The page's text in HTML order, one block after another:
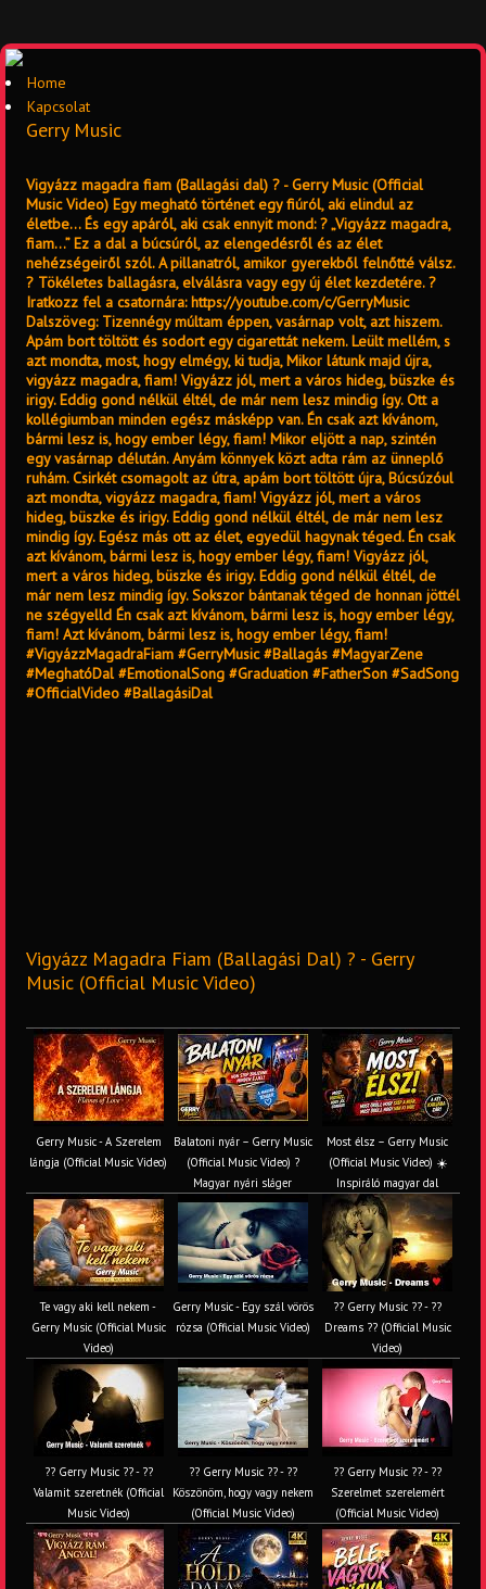
Home
Kapcsolat
Gerry Music
Vigyázz magadra fiam (Ballagási dal) ? - Gerry Music (Official
Music Video) Egy megható történet egy fiúról, aki elindul az
életbe… És egy apáról, aki csak ennyit mond: ? „Vigyázz magadra,
fiam…” Ez a dal a búcsúról, az elengedésről és az élet
nehézségeiről szól. A pillanatról, amikor gyerekből felnőtté válsz.
? Tökéletes ballagásra, elválásra vagy egy új élet kezdetére. ?
Iratkozz fel a csatornára: https://youtube.com/c/GerryMusic
Dalszöveg: Tizennégy múltam éppen, vasárnap volt, azt hiszem.
Apám bort töltött és sodort egy cigarettát nekem. Leült mellém, s
azt mondta, most, hogy elmégy, ki tudja, Mikor látunk majd újra,
vigyázz magadra, fiam! Vigyázz jól, mert a város hideg, büszke és
irigy. Eddig gond nélkül éltél, de már nem lesz mindig így. Ott a
kollégiumban minden egész másképp van. Én csak azt kívánom,
bármi lesz is, hogy ember légy, fiam! Mikor eljött a nap, szintén
egy vasárnap délután. Anyám könnyek közt adta rám az ünneplő
ruhám. Csirkét csomagolt az útra, apám bort töltött újra, Búcsúzóul
azt mondta, vigyázz magadra, fiam! Vigyázz jól, mert a város
hideg, büszke és irigy. Eddig gond nélkül éltél, de már nem lesz
mindig így. Egész más ott az élet, egyedül hagynak téged. Én csak
azt kívánom, bármi lesz is, hogy ember légy, fiam! Vigyázz jól,
mert a város hideg, büszke és irigy. Eddig gond nélkül éltél, de
már nem lesz mindig így. Sokszor bántanak téged de honnan jöttél
ne szégyelld Én csak azt kívánom, bármi lesz is, hogy ember légy,
fiam! Azt kívánom, bármi lesz is, hogy ember légy, fiam!
#VigyázzMagadraFiam #GerryMusic #Ballagás #MagyarZene
#MeghatóDal #EmotionalSong #Graduation #FatherSon #SadSong
#OfficialVideo #BallagásiDal
Vigyázz Magadra Fiam (Ballagási Dal) ? - Gerry
Music (Official Music Video)
Gerry Music - A Szerelem
lángja (Official Music Video)
Balatoni nyár – Gerry Music
(Official Music Video) ?
Magyar nyári sláger
Most élsz – Gerry Music
(Official Music Video) ☀️
Inspiráló magyar dal
Te vagy aki kell nekem -
Gerry Music (Official Music
Video)
Gerry Music - Egy szál vörös
rózsa (Official Music Video)
?? Gerry Music ?? - ??
Dreams ?? (Official Music
Video)
?? Gerry Music ?? - ??
Valamit szeretnék (Official
Music Video)
?? Gerry Music ?? - ??
Köszönöm, hogy vagy nekem
(Official Music Video)
?? Gerry Music ?? - ??
Szerelmet szerelemért
(Official Music Video)